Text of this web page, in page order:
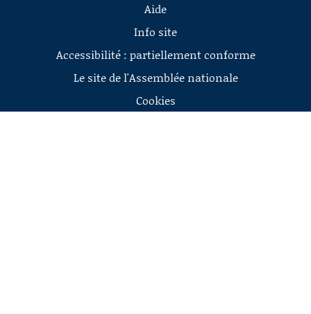
Aide
Info site
Accessibilité : partiellement conforme
Le site de l'Assemblée nationale
Cookies